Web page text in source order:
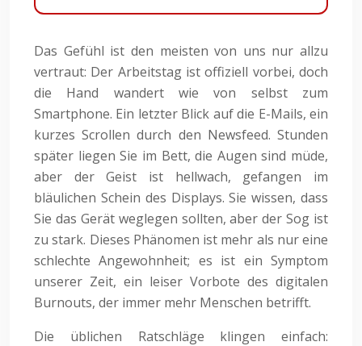
Das Gefühl ist den meisten von uns nur allzu
vertraut: Der Arbeitstag ist offiziell vorbei, doch
die Hand wandert wie von selbst zum
Smartphone. Ein letzter Blick auf die E-Mails, ein
kurzes Scrollen durch den Newsfeed. Stunden
später liegen Sie im Bett, die Augen sind müde,
aber der Geist ist hellwach, gefangen im
bläulichen Schein des Displays. Sie wissen, dass
Sie das Gerät weglegen sollten, aber der Sog ist
zu stark. Dieses Phänomen ist mehr als nur eine
schlechte Angewohnheit; es ist ein Symptom
unserer Zeit, ein leiser Vorbote des digitalen
Burnouts, der immer mehr Menschen betrifft.
Die üblichen Ratschläge klingen einfach: